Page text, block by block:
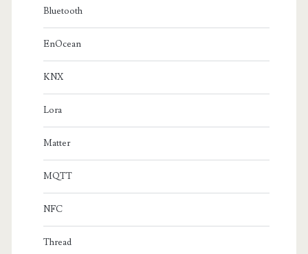
Bluetooth
EnOcean
KNX
Lora
Matter
MQTT
NFC
Thread